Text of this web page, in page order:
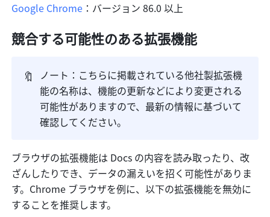
Google Chrome ：バージョン 86.0 以上
競合する可能性のある拡張機能
🔖
ノート：こちらに掲載されている他社製拡張機
能の名称は、機能の更新などにより変更される
可能性がありますので、最新の情報に基づいて
確認してください。
ブラウザの拡張機能は Docs の内容を読み取ったり、改
ざんしたりでき、データの漏えいを招く可能性がありま
す。Chrome ブラウザを例に、以下の拡張機能を無効に
することを推奨します。